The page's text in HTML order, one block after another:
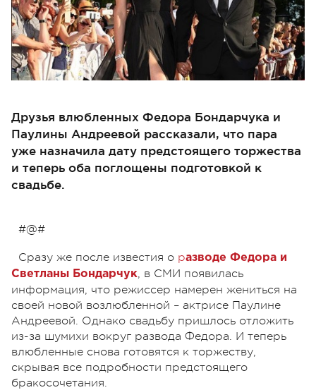
Друзья влюбленных Федора Бондарчука и
Паулины Андреевой рассказали, что пара
уже назначила дату предстоящего торжества
и теперь оба поглощены подготовкой к
свадьбе.
#@#
Сразу же после известия о разводе Федора и
Светланы Бондарчук, в СМИ появилась
информация, что режиссер намерен жениться на
своей новой возлюбленной – актрисе Паулине
Андреевой. Однако свадьбу пришлось отложить
из-за шумихи вокруг развода Федора. И теперь
влюбленные снова готовятся к торжеству,
скрывая все подробности предстоящего
бракосочетания.